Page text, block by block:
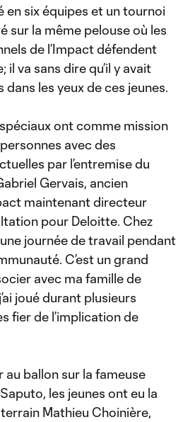
en six équipes et un tournoi
sur la même pelouse où les
de l’Impact défendent
il va sans dire qu’il y avait
dans les yeux de ces jeunes.
ont comme mission
avec des
par l’entremise du
Gervais, ancien
maintenant directeur
pour Deloitte. Chez
journée de travail pendant
C’est un grand
avec ma famille de
joué durant plusieurs
fier de l’implication de
au ballon sur la fameuse
les jeunes ont eu la
Mathieu Choinière,